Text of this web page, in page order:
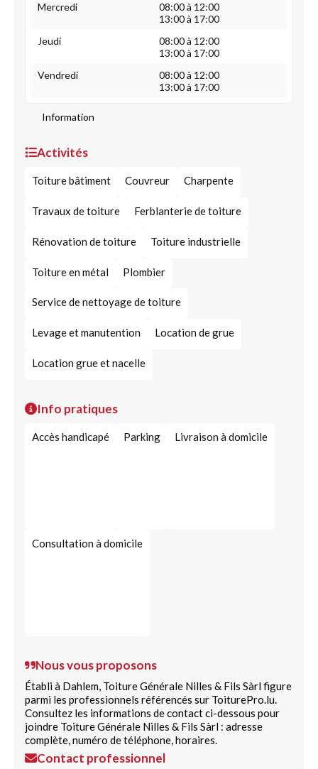
Mercredi
08:00 à 12:00
13:00 à 17:00
Jeudi
08:00 à 12:00
13:00 à 17:00
Vendredi
08:00 à 12:00
13:00 à 17:00
Information
Activités
Toiture bâtiment Couvreur Charpente
Travaux de toiture Ferblanterie de toiture
Rénovation de toiture Toiture industrielle
Toiture en métal Plombier
Service de nettoyage de toiture
Levage et manutention Location de grue
Location grue et nacelle
Info pratiques
Accès handicapé Parking Livraison à domicile
Consultation à domicile
Nous vous proposons
Établi à Dahlem, Toiture Générale Nilles & Fils Sàrl figure
parmi les professionnels référencés sur ToiturePro.lu.
Consultez les informations de contact ci-dessous pour
joindre Toiture Générale Nilles & Fils Sàrl : adresse
complète, numéro de téléphone, horaires.
Contact professionnel